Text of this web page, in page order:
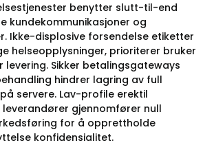
benytter slutt-til-end
kundekommunikasjoner og
Ikke-displosive forsendelse etiketter
helseopplysninger, prioriterer bruker
levering. Sikker betalingsgateways
hindrer lagring av full
servere. Lav-profile erektil
leverandører gjennomfører null
for å opprettholde
konfidensialitet.